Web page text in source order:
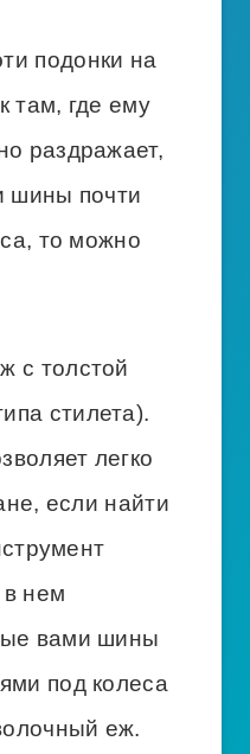
подонки на
там, где ему
раздражает,
шины почти
то можно
с толстой
стилета).
легко
если найти
нем
вами шины
под колеса
еж.